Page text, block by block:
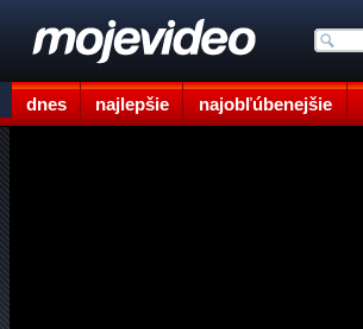
dnes najlepšie najobľúbenejšie